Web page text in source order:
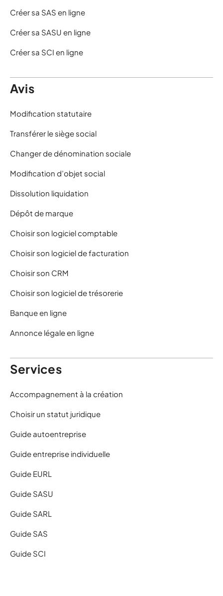
Créer sa SAS en ligne
Créer sa SASU en ligne
Créer sa SCI en ligne
Avis
Modification statutaire
Transférer le siège social
Changer de dénomination sociale
Modification d’objet social
Dissolution liquidation
Dépôt de marque
Choisir son logiciel comptable
Choisir son logiciel de facturation
Choisir son CRM
Choisir son logiciel de trésorerie
Banque en ligne
Annonce légale en ligne
Services
Accompagnement à la création
Choisir un statut juridique
Guide autoentreprise
Guide entreprise individuelle
Guide EURL
Guide SASU
Guide SARL
Guide SAS
Guide SCI